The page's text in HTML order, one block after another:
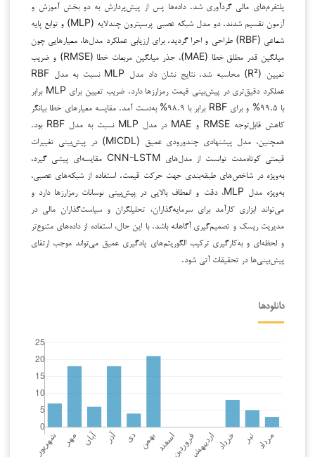
پلتفرم‌های مالی گردآوری شد. داده‌ها پس از پیش‌پردازش به دو بخش آموزش و
آزمون تقسیم شدند. دو مدل شبکه عصبی پرسپترون چندلایه (MLP) و توابع پایه
شعاعی (RBF) طراحی و اجرا گردید. برای ارزیابی عملکرد مدل‌ها، معیارهایی چون
میانگین قدر مطلق خطا (MAE)، جذر میانگین مربعات خطا (RMSE) و ضریب
تعیین (R²) محاسبه شد. نتایج نشان داد مدل MLP نسبت به مدل RBF
عملکرد دقیق‌تری در پیش‌بینی قیمت رمزارزها دارد. ضریب تعیین برای MLP برابر
با ۹۹.۵% و برای RBF برابر با ۹۸.۹% به‌دست آمد. مقایسه معیارهای خطا بیانگر
کاهش قابل‌توجه RMSE و MAE در مدل MLP نسبت به مدل RBF بود.
همچنین، مدل پیشنهادی چندورودی عمیق (MICDL) در پیش‌بینی تغییرات
قیمتی کوتاه‌مدت توانست از مدل‌های CNN-LSTM مقایسه‌ای پیشی گیرد،
به‌ویژه در شاخص‌های طبقه‌بندی جهت حرکت قیمت. استفاده از شبکه‌های عصبی،
به‌ویژه مدل MLP، دقت و انعطاف بالایی در پیش‌بینی نوسانات رمزارزها دارد و
می‌تواند ابزاری کارآمد برای سرمایه‌گذاران، تحلیلگران و سیاست‌گذاران مالی در
مدیریت ریسک و تصمیم‌گیری آگاهانه باشد. با این حال، استفاده از داده‌های متنوع‌تر
و لحظه‌ای و به‌کارگیری ترکیب الگوریتم‌های یادگیری عمیق می‌تواند موجب ارتقای
پیش‌بینی‌ها در تحقیقات آتی شود.
دانلودها